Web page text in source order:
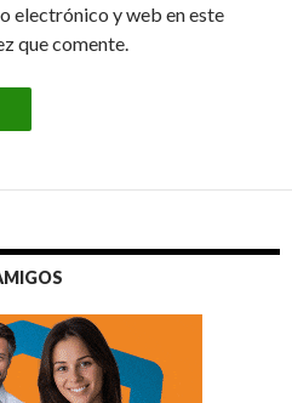
electrónico y web en este
que comente.